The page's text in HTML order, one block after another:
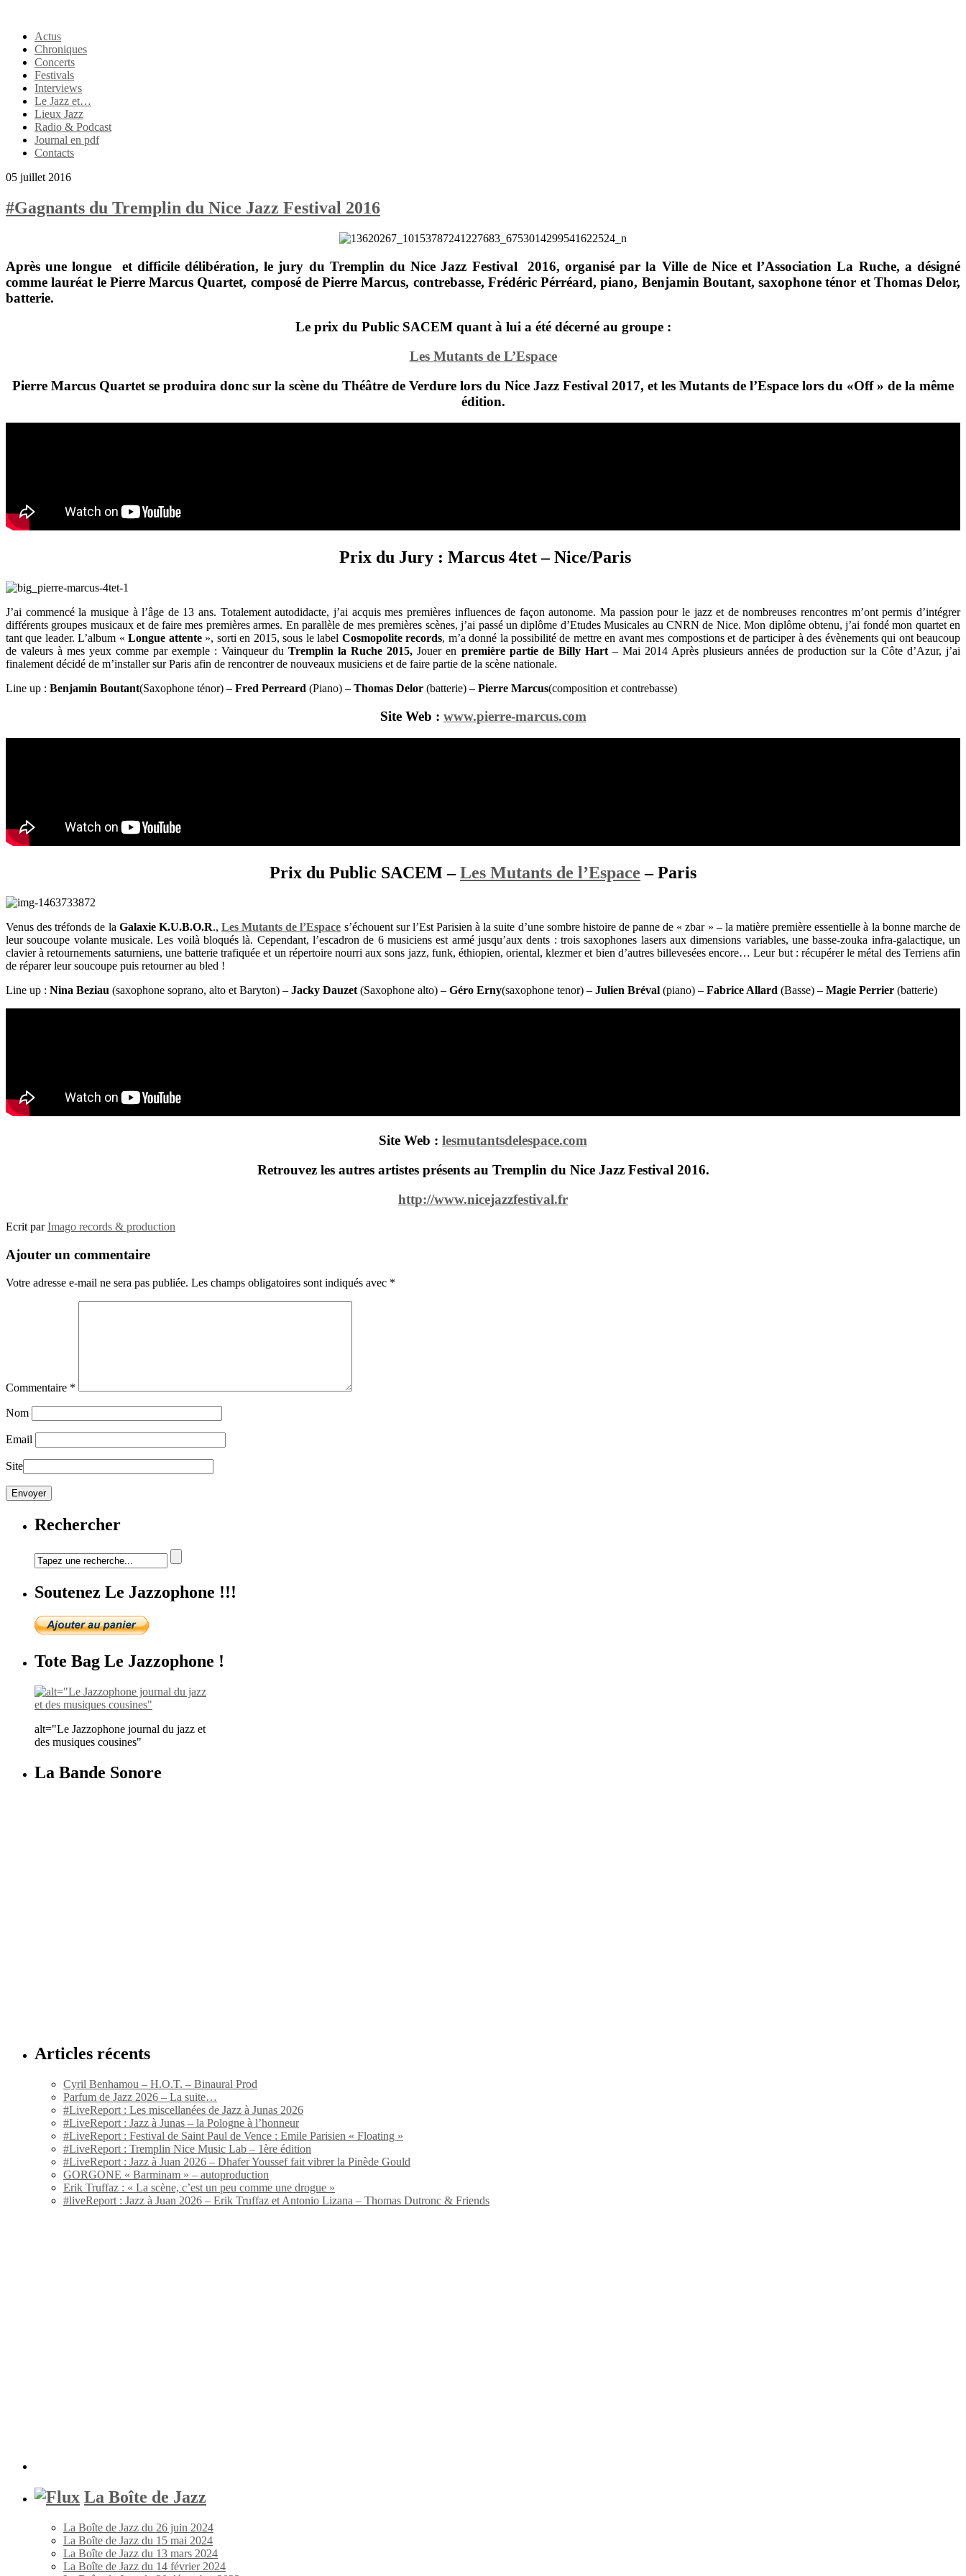
Actus
Chroniques
Concerts
Festivals
Interviews
Le Jazz et…
Lieux Jazz
Radio & Podcast
Journal en pdf
Contacts
05 juillet 2016
#Gagnants du Tremplin du Nice Jazz Festival 2016
Après une longue et difficile délibération, le jury du Tremplin du Nice Jazz Festival 2016, organisé par la Ville de Niceet l’Association La Ruche, a désigné
comme lauréat le Pierre Marcus Quartet, composé de Pierre Marcus, contrebasse, Frédéric Pérréard, piano, Benjamin Boutant, saxophone ténor et Thomas Delor,
batterie.
Le prix du Public SACEM quant à lui a été décerné au groupe :
Les Mutants de L’Espace
Pierre Marcus Quartet se produira donc sur la scène du Théâtre de Verdure lors du Nice Jazz Festival 2017, et les Mutants de l’Espace lors du «Off » de la même
édition.
Prix du Jury : Marcus 4tet– Nice/Paris
J’ai commencé la musique à l’âge de 13 ans. Totalement autodidacte, j’ai acquis mes premières influences de façon autonome. Ma passion pour le jazz et de nombreuses rencontres m’ont permis d’intégrer
différents groupes musicaux et de faire mes premières armes. En parallèle de mes premières scènes, j’ai passé un diplôme d’Etudes Musicales au CNRN de Nice. Mon diplôme obtenu, j’ai fondé mon quartet en
tant que leader. L’album «Longue attente», sorti en 2015, sous le label Cosmopolite records, m’a donné la possibilité de mettre en avant mes compostions et de participer à des évènements qui ont beaucoup
de valeurs à mes yeux comme par exemple : Vainqueur duTremplin la Ruche 2015, Jouer en première partie de Billy Hart– Mai 2014 Après plusieurs années de production sur la Côte d’Azur, j’ai
finalement décidé de m’installer sur Paris afin de rencontrer de nouveaux musiciens et de faire partie de la scène nationale.
Line up : Benjamin Boutant(Saxophone ténor) – Fred Perreard (Piano) – Thomas Delor (batterie) – Pierre Marcus(composition et contrebasse)
Site Web : www.pierre-marcus.com
Prix du Public SACEM –Les Mutants de l’Espace – Paris
Venus des tréfonds de la Galaxie K.U.B.O.R., Les Mutants de l’Espace s’échouent sur l’Est Parisien à la suite d’une sombre histoire de panne de « zbar » – la matière première essentielle à la bonne marche de
leur soucoupe volante musicale. Les voilà bloqués là. Cependant, l’escadron de 6 musiciens est armé jusqu’aux dents : trois saxophones lasers aux dimensions variables, une basse-zouka infra-galactique, un
clavier à retournements saturniens, une batterie trafiquée et un répertoire nourri aux sons jazz, funk, éthiopien, oriental, klezmer et bien d’autres billevesées encore… Leur but : récupérer le métal des Terriens afin
de réparer leur soucoupe puis retourner au bled !
Line up : Nina Beziau (saxophone soprano, alto et Baryton) – Jacky Dauzet(Saxophone alto) – Géro Erny(saxophone tenor) – Julien Bréval (piano) – Fabrice Allard (Basse) – Magie Perrier (batterie)
Site Web : lesmutantsdelespace.com
Retrouvez les autres artistes présents au Tremplin du Nice Jazz Festival 2016.
http://www.nicejazzfestival.fr
Ecrit parImago records & production
Ajouter un commentaire
Votre adresse e-mail ne sera pas publiée. Les champs obligatoires sont indiqués avec *
Commentaire *
Nom
Email
Site
Rechercher
Soutenez Le Jazzophone !!!
Tote Bag Le Jazzophone !
alt="Le Jazzophone journal du jazz et
des musiques cousines"
La Bande Sonore
Articles récents
Cyril Benhamou – H.O.T. – Binaural Prod
Parfum de Jazz 2026 – La suite…
#LiveReport : Les miscellanées de Jazz à Junas 2026
#LiveReport : Jazz à Junas – la Pologne à l’honneur
#LiveReport : Festival de Saint Paul de Vence : Emile Parisien « Floating »
#LiveReport : Tremplin Nice Music Lab – 1ère édition
#LiveReport : Jazz à Juan 2026 – Dhafer Youssef fait vibrer la Pinède Gould
GORGONE « Barminam » – autoproduction
Erik Truffaz : « La scène, c’est un peu comme une drogue »
#liveReport : Jazz à Juan 2026 – Erik Truffaz et Antonio Lizana – Thomas Dutronc & Friends
La Boîte de Jazz
La Boîte de Jazz du 26 juin 2024
La Boîte de Jazz du 15 mai 2024
La Boîte de Jazz du 13 mars 2024
La Boîte de Jazz du 14 février 2024